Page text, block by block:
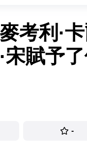
考利·
宋賦予
-